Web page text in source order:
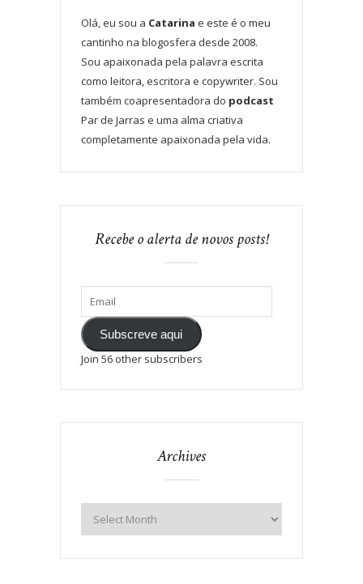
Olá, eu sou a Catarina e este é o meu
cantinho na blogosfera desde 2008.
Sou apaixonada pela palavra escrita
como leitora, escritora e copywriter. Sou
também coapresentadora do podcast
Par de Jarras e uma alma criativa
completamente apaixonada pela vida.
Recebe o alerta de novos posts!
Subscreve aqui
Join 56 other subscribers
Archives